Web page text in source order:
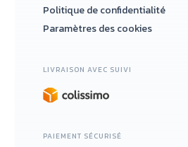
Politique de confidentialité
Paramètres des cookies
LIVRAISON AVEC SUIVI
PAIEMENT SÉCURISÉ